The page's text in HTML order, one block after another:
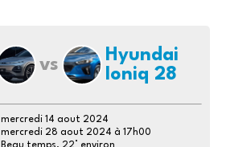
vs
Hyundai
Ioniq 28
mercredi 14 aout 2024
mercredi 28 aout 2024 à 17h00